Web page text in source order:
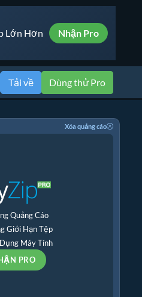
Lớn Hơn Nhận Pro
Tải về Dùng thử Pro
Xóa quảng cáo
Quảng Cáo
Giới Hạn Tệp
Máy Tính
PRO